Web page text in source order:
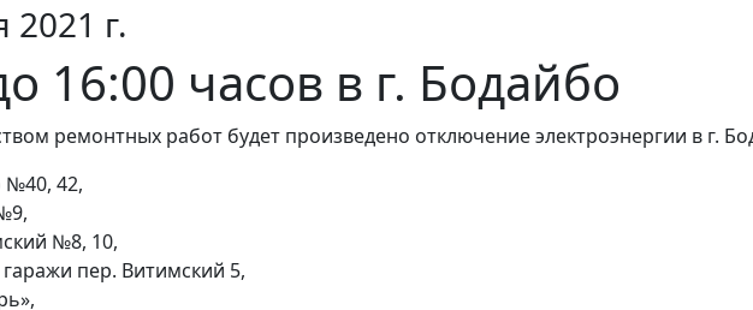
2021 г.
16:00 часов в г. Бодайбо
ремонтных работ будет произведено отключение электроэнергии в г.
№40, 42,
№8, 10,
пер. Витимский 5,